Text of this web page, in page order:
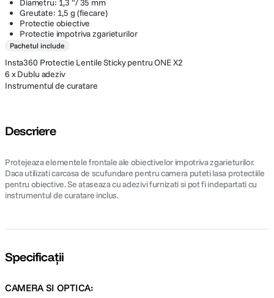
Diametru: 1,3 "/ 35 mm
Greutate: 1,5 g (fiecare)
Protectie obiective
Protectie impotriva zgarieturilor
Pachetul include
Insta360 Protectie Lentile Sticky pentru ONE X2
6 x Dublu adeziv
Instrumentul de curatare
Descriere
Protejeaza elementele frontale ale obiectivelor impotriva zgarieturilor.
Daca utilizati carcasa de scufundare pentru camera puteti lasa protectiile
pentru obiective. Se ataseaza cu adezivi furnizati si pot fi indepartati cu
instrumentul de curatare inclus.
Specificații
CAMERA SI OPTICA: